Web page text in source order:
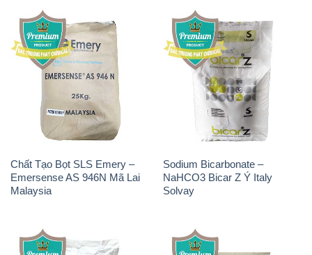
Chất Tạo Bọt SLS Emery –
Emersense AS 946N Mã Lai
Malaysia
Sodium Bicarbonate –
NaHCO3 Bicar Z Ý Italy
Solvay